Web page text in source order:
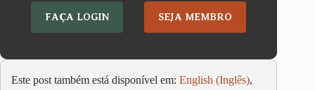
FAÇA LOGIN SEJA MEMBRO
Este post também está disponível em: English (Inglês)